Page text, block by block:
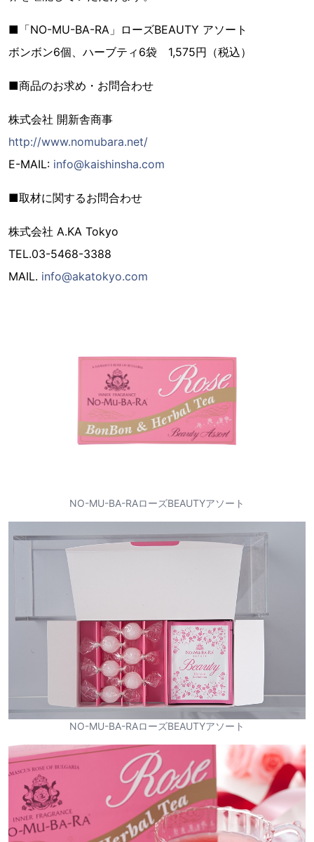
■「NO-MU-BA-RA」ローズBEAUTY アソート
ボンボン6個、ハーブティ6袋 1,575円（税込）
■商品のお求め・お問合わせ
株式会社 開新舎商事
http://www.nomubara.net/
E-MAIL: info@kaishinsha.com
■取材に関するお問合わせ
株式会社 A.KA Tokyo
TEL.03-5468-3388
MAIL. info@akatokyo.com
NO-MU-BA-RAローズBEAUTYアソート
NO-MU-BA-RAローズBEAUTYアソート